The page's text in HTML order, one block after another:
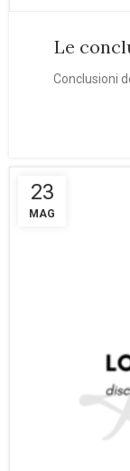
Le
Conclusioni
23
MAG